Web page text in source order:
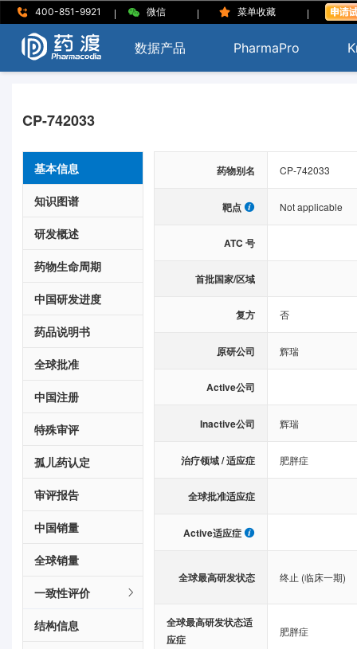
400-851-9921 | 微信 | 菜单收藏 |
数据产品 PharmaPro
CP-742033
基本信息
知识图谱
研发概述
药物生命周期
中国研发进度
药品说明书
全球批准
中国注册
特殊审评
孤儿药认定
审评报告
中国销量
全球销量
一致性评价
结构信息
药物别名 CP-742033
靶点 Not applicable
ATC 号
首批国家/区域
复方 否
原研公司 辉瑞
Active公司
Inactive公司 辉瑞
治疗领域 / 适应症 肥胖症
全球批准适应症
Active适应症
全球最高研发状态 终止 (临床一期)
全球最高研发状态适
应症
肥胖症